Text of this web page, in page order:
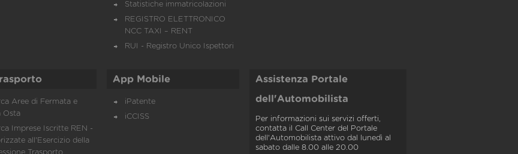
Statistiche immatricolazioni
REGISTRO ELETTRONICO
NCC TAXI – RENT
RUI - Registro Unico Ispettori
Aree di Fermata e
Osta
Imprese Iscritte REN -
all'Esercizio della
App Mobile
iPatente
iCCISS
Assistenza Portale
dell'Automobilista
Per informazioni sui servizi offerti,
contatta il Call Center del Portale
dell'Automobilista attivo dal lunedì al
sabato dalle 8.00 alle 20.00